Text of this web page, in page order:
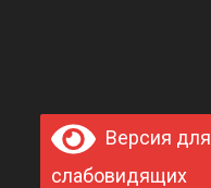
Версия для
слабовидящих